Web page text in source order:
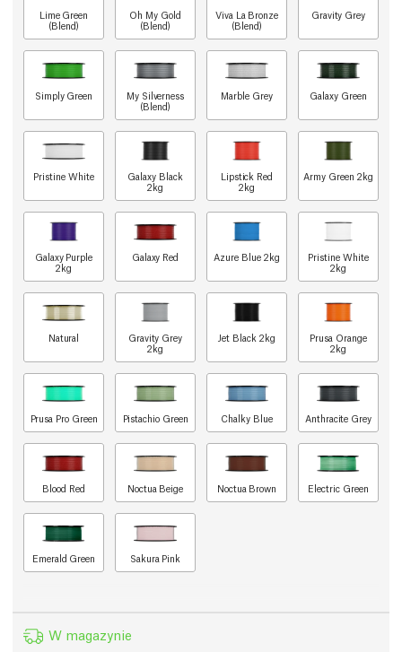
Lime Green
(Blend)
Oh My Gold
(Blend)
Viva La Bronze
(Blend)
Gravity Grey
Simply Green
My Silverness
(Blend)
Marble Grey Galaxy Green
Pristine White
Galaxy Black
2kg
Lipstick Red
2kg
Army Green 2kg
Galaxy Purple
2kg
Galaxy Red Azure Blue 2kg
Pristine White
2kg
Natural
Gravity Grey
2kg
Jet Black 2kg
Prusa Orange
2kg
Prusa Pro Green Pistachio Green Chalky Blue Anthracite Grey
Blood Red Noctua Beige Noctua Brown Electric Green
Emerald Green Sakura Pink
W magazynie